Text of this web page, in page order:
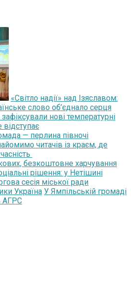
«Світло надії» над Ізяславом:
слово об’єднало серця
нові температурні
— перлина півночі
читачів із краєм, де
безкоштовне харчування
рішення: у Нетішині
сесія міської ради
У Ямпільській громаді
АГРС